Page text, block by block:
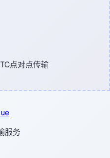
点对点传输
服务